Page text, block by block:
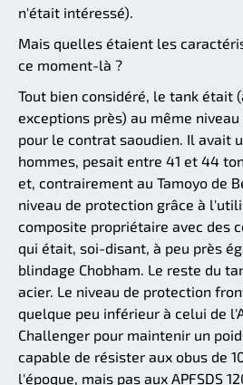
n'était intéressé).
Mais quelles étaient les
ce moment-là ?
Tout bien considéré, le tank était
exceptions près) au même
pour le contrat saoudien. Il avait
hommes, pesait entre 41 et 44
et, contrairement au Tamoyo de
niveau de protection grâce à
composite propriétaire avec des
qui était, soi-disant, à peu près
blindage Chobham. Le reste du
acier. Le niveau de protection
quelque peu inférieur à celui de
Challenger pour maintenir un
capable de résister aux obus de
l'époque, mais pas aux APFSDS